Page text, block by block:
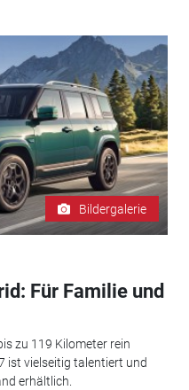
Bildergalerie
Für Familie und
zu 119 Kilometer rein
ist vielseitig talentiert und
erhältlich.